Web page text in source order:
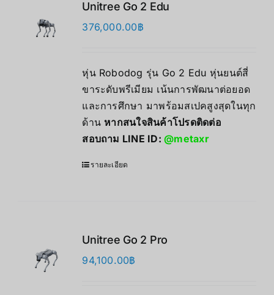
Unitree Go 2 Edu
376,000.00฿
หุ่น Robodog รุ่น Go 2 Edu หุ่นยนต์สี่
ขาระดับพรีเมียม เน้นการพัฒนาต่อยอด
และการศึกษา มาพร้อมสเปคสูงสุดในทุก
ด้าน หากสนใจสินค้าโปรดติดต่อ
สอบถาม LINE ID:@metaxr
รายละเอียด
Unitree Go 2 Pro
94,100.00฿